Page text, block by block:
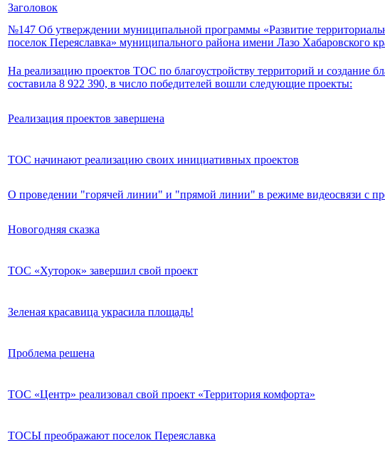
Заголовок
№147 Об утверждении муниципальной программы «Развитие
поселок Переяславка» муниципального района имени Лазо Хабаровского
На реализацию проектов ТОС по благоустройству территорий и создание
составила 8 922 390, в число победителей вошли следующие проекты:
Реализация проектов завершена
ТОС начинают реализацию своих инициативных проектов
О проведении "горячей линии" и "прямой линии" в режиме видеосвязи с
Новогодняя сказка
ТОС «Хуторок» завершил свой проект
Зеленая красавица украсила площадь!
Проблема решена
ТОС «Центр» реализовал свой проект «Территория комфорта»
ТОСЫ преображают поселок Переяславка